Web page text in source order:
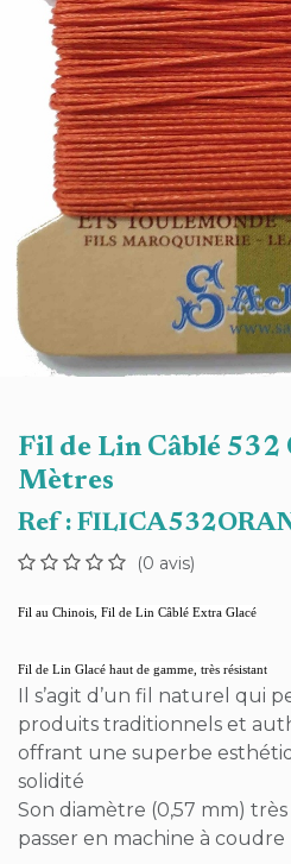
Fil de Lin Câblé 532
Mètres
Ref :
(0 avis)
Fil au Chinois, Fil de Lin Câblé Extra Glacé
Fil de Lin Glacé haut de gamme, très résistant
Il s’agit d’un fil naturel qui
produits traditionnels et
offrant une superbe
solidité
Son diamètre (0,57 mm)
passer en machine à coudre